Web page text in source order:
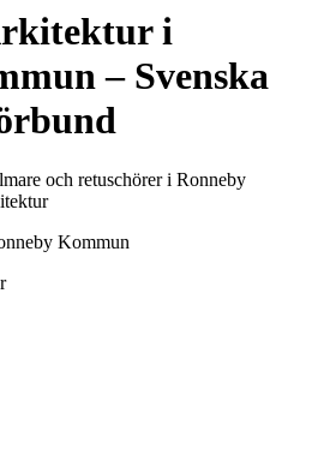
i
– Svenska
och retuschörer i Ronneby
Kommun